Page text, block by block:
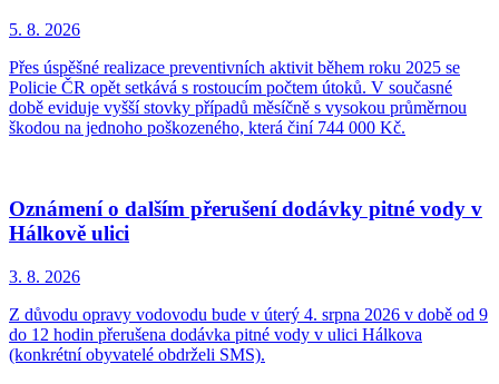
5. 8. 2026
Přes úspěšné realizace preventivních aktivit během roku 2025 se
Policie ČR opět setkává s rostoucím počtem útoků. V současné
době eviduje vyšší stovky případů měsíčně s vysokou průměrnou
škodou na jednoho poškozeného, která činí 744 000 Kč.
Oznámení o dalším přerušení dodávky pitné vody v
Hálkově ulici
3. 8. 2026
Z důvodu opravy vodovodu bude v úterý 4. srpna 2026 v době od 9
do 12 hodin přerušena dodávka pitné vody v ulici Hálkova
(konkrétní obyvatelé obdrželi SMS).